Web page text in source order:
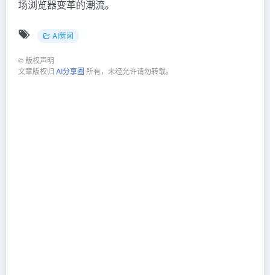
场浏览器变革的潮流。
AI新闻
© 版权声明
文章版权归 AI分享圈 所有，未经允许请勿转载。